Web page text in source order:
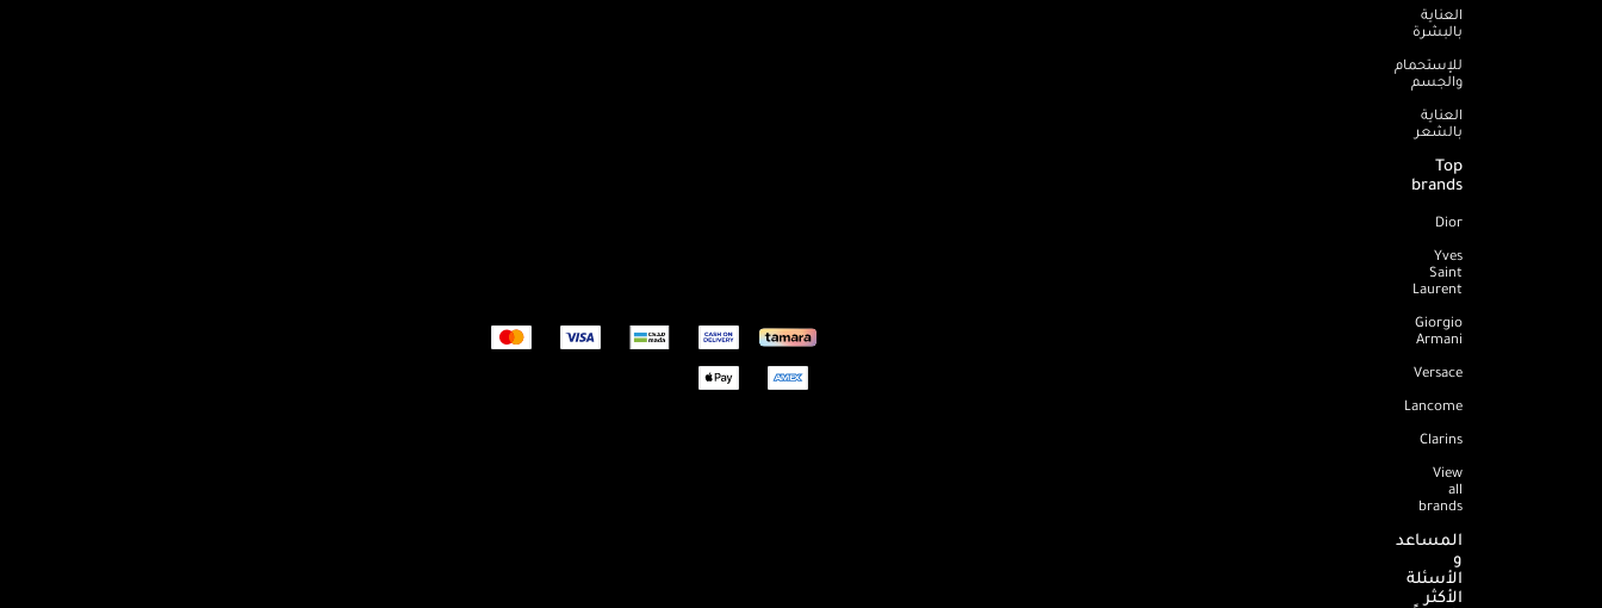
العناية
بالبشرة
للإستحمام
والجسم
العناية
بالشعر
Top
brands
Dior
Yves
Saint
Laurent
Giorgio
Armani
Versace
Lancome
Clarins
View
all
brands
المساعد
و
الأسئلة
الأكثر